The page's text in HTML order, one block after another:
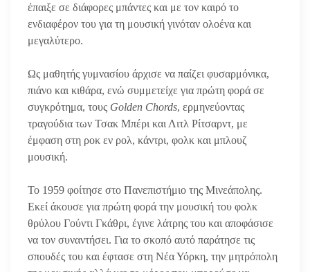
έπαιξε σε διάφορες μπάντες και με τον καιρό το
ενδιαφέρον του για τη μουσική γινόταν ολοένα και
μεγαλύτερο.
Ως μαθητής γυμνασίου άρχισε να παίζει φυσαρμόνικα,
πιάνο και κιθάρα, ενώ συμμετείχε για πρώτη φορά σε
συγκρότημα, τους Golden Chords, ερμηνεύοντας
τραγούδια των Τσακ Μπέρι και Λιτλ Ρίτσαρντ, με
έμφαση στη ροκ εν ρολ, κάντρι, φολκ και μπλουζ
μουσική.
Το 1959 φοίτησε στο Πανεπιστήμιο της Μινεάπολης.
Εκεί άκουσε για πρώτη φορά την μουσική του φολκ
θρύλου Γούντι Γκάθρι, έγινε λάτρης του και αποφάσισε
να τον συναντήσει. Για το σκοπό αυτό παράτησε τις
σπουδές του και έφτασε στη Νέα Υόρκη, την μητρόπολη